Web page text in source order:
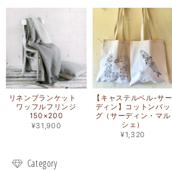
リネンブランケット
ワッフルフリンジ
150×200
¥31,900
【キャステルベル-サー
ディン】コットンバッ
グ（サーディン・マル
シェ）
¥1,320
Category